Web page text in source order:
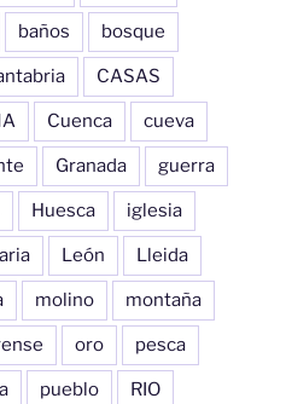
baños bosque
CASAS
Cuenca cueva
Granada guerra
Huesca iglesia
León Lleida
molino montaña
oro pesca
pueblo RIO